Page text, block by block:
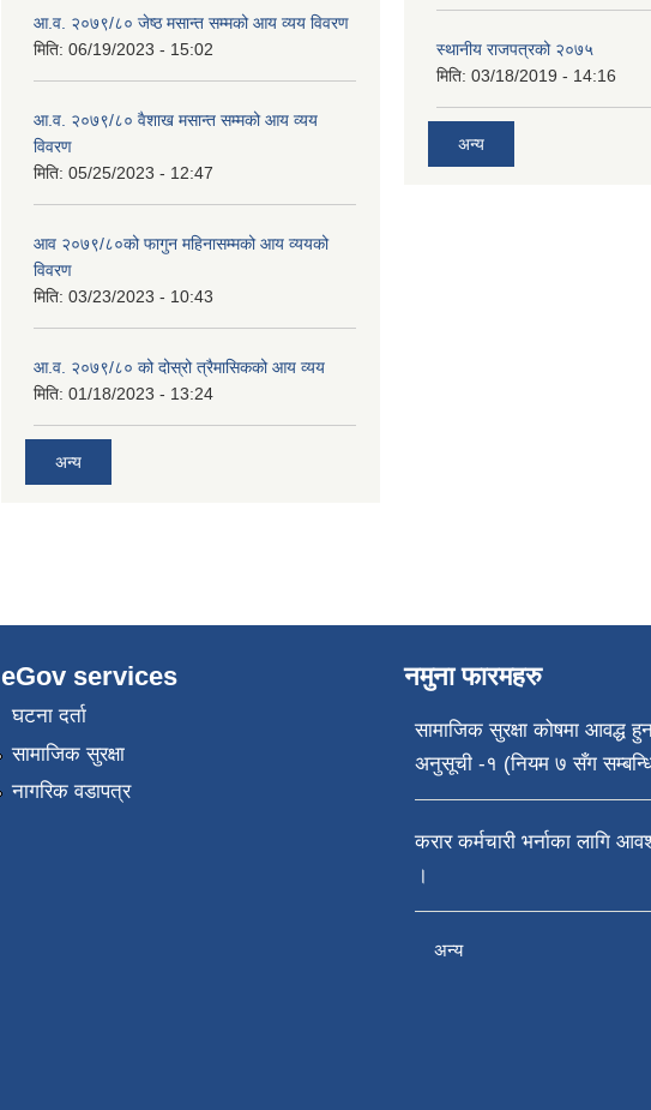
आ.व. २०७९/८० जेष्ठ मसान्त सम्मको आय व्यय विवरण
मिति: 06/19/2023 - 15:02
आ.व. २०७९/८० वैशाख मसान्त सम्मको आय व्यय
विवरण
मिति: 05/25/2023 - 12:47
आव २०७९/८०को फागुन महिनासम्मको आय व्ययको
विवरण
मिति: 03/23/2023 - 10:43
आ.व. २०७९/८० को दोस्रो त्रैमासिकको आय व्यय
मिति: 01/18/2023 - 13:24
अन्य
स्थानीय राजपत्रको २०७५
मिति: 03/18/2019 - 14:16
अन्य
eGov services
घटना दर्ता
सामाजिक सुरक्षा
नागरिक वडापत्र
नमुना फारमहरु
सामाजिक सुरक्षा कोषमा आवद्ध
अनुसूची -१ (नियम ७ सँग
करार कर्मचारी भर्नाका लागि
।
अन्य